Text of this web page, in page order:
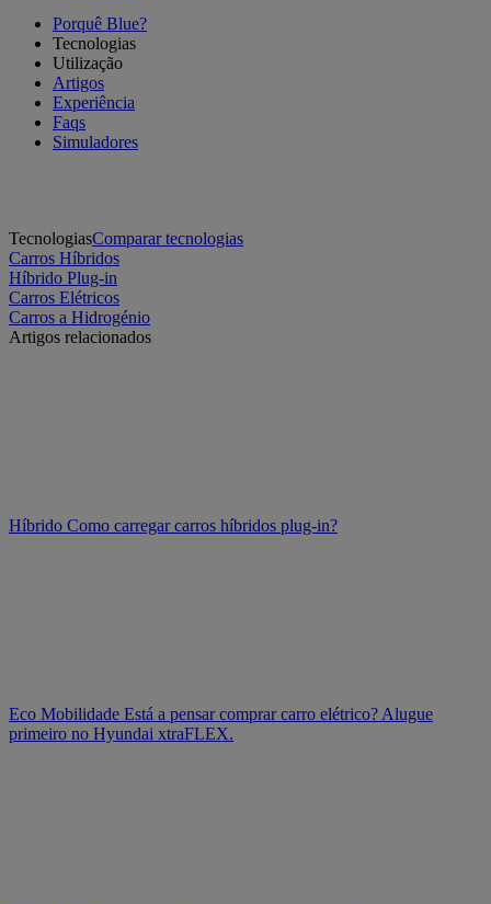
Porquê Blue?
Tecnologias
Utilização
Artigos
Experiência
Faqs
Simuladores
TecnologiasComparar tecnologias
Carros Híbridos
Híbrido Plug-in
Carros Elétricos
Carros a Hidrogénio
Artigos relacionados
Híbrido Como carregar carros híbridos plug-in?
Eco Mobilidade Está a pensar comprar carro elétrico? Alugue
primeiro no Hyundai xtraFLEX.